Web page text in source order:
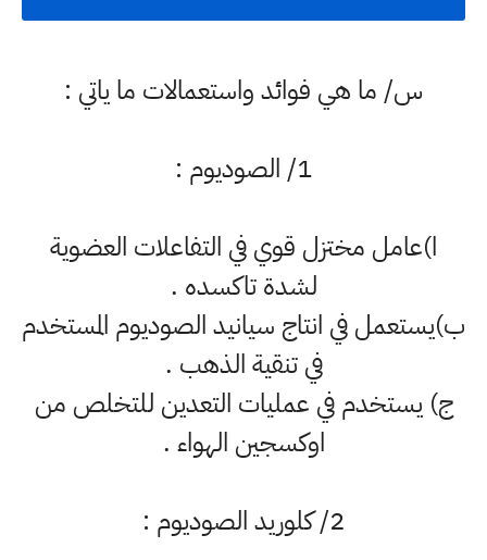
س/ ما هي فوائد واستعمالات ما ياتي :
1/ الصوديوم :
ا)عامل مختزل قوي في التفاعلات العضوية
لشدة تاكسده .
ب)يستعمل في انتاج سيانيد الصوديوم المستخدم
في تنقية الذهب .
ج) يستخدم في عمليات التعدين للتخلص من
اوكسجين الهواء .
2/ كلوريد الصوديوم :